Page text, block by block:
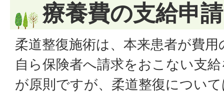
療養費の支給申
柔道整復施術は、本来患者が費
自ら保険者へ請求をおこない支
が原則ですが、柔道整復につい